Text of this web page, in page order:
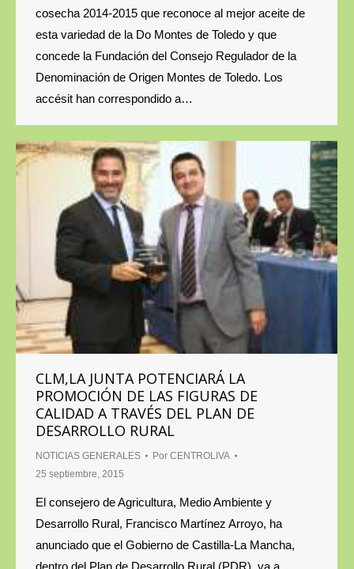
cosecha 2014-2015 que reconoce al mejor aceite de
esta variedad de la Do Montes de Toledo y que
concede la Fundación del Consejo Regulador de la
Denominación de Origen Montes de Toledo. Los
accésit han correspondido a…
CLM,LA JUNTA POTENCIARÁ LA
PROMOCIÓN DE LAS FIGURAS DE
CALIDAD A TRAVÉS DEL PLAN DE
DESARROLLO RURAL
NOTICIAS GENERALES Por CENTROLIVA
25 septiembre, 2015
El consejero de Agricultura, Medio Ambiente y
Desarrollo Rural, Francisco Martínez Arroyo, ha
anunciado que el Gobierno de Castilla-La Mancha,
dentro del Plan de Desarrollo Rural (PDR), va a